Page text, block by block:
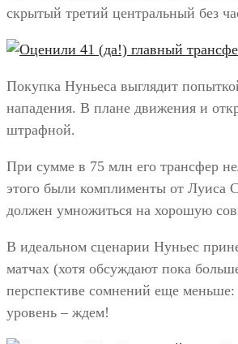
скрытый третий центральный без
Покупка Нуньеса выглядит
нападения. В плане движения и
штрафной.
При сумме в 75 млн его трансфер
этого были комплименты от Луиса
должен умножиться на хорошую
В идеальном сценарии Нуньес
матчах (хотя обсуждают пока
перспективе сомнений еще
уровень – ждем!